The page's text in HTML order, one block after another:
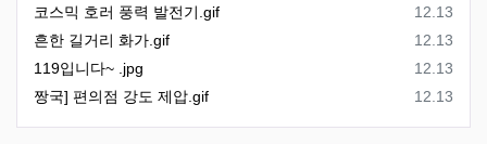
등록일
12.13
코스믹 호러 풍력 발전기.gif
등록일
12.13
흔한 길거리 화가.gif
등록일
12.13
119입니다~ .jpg
등록일
12.13
짱국] 편의점 강도 제압.gif